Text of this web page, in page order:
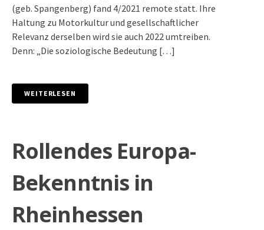
(geb. Spangenberg) fand 4/2021 remote statt. Ihre
Haltung zu Motorkultur und gesellschaftlicher
Relevanz derselben wird sie auch 2022 umtreiben.
Denn: „Die soziologische Bedeutung […]
WEITERLESEN
Rollendes Europa-
Bekenntnis in
Rheinhessen